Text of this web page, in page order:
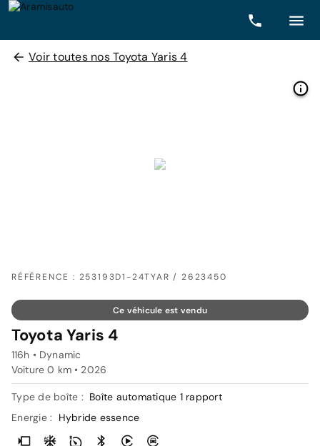
Voir toutes nos Toyota Yaris 4
RÉFÉRENCE : 253193D1-24TYAR / 2623450
Ce véhicule est vendu
Toyota Yaris 4
116h • Dynamic
Voiture 0 km • 2026
Type de boîte : Boîte automatique 1 rapport
Energie :
Hybride essence